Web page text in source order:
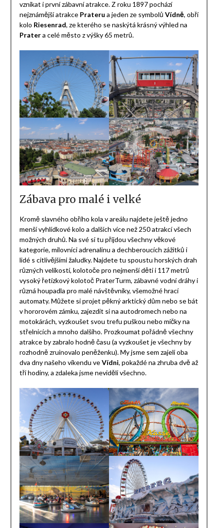
vznikat i první zábavní atrakce. Z roku 1897 pochází
nejznámější atrakce Prateru a jeden ze symbolů Vídně, obří
kolo Riesenrad, ze kterého se naskýtá krásný výhled na
Pratera celé město z výšky 65 metrů.
Zábava pro malé i velké
Kromě slavného obřího kola v areálu najdete ještě jedno
menší vyhlídkové kolo a dalších více než 250 atrakcí všech
možných druhů. Na své si tu přijdou všechny věkové
kategorie, milovníci adrenalinu a dechberoucích zážitků i
lidé s citlivějšími žaludky. Najdete tu spoustu horských drah
různých velikostí, kolotoče pro nejmenší děti i 117 metrů
vysoký řetízkový kolotoč PraterTurm, zábavné vodní dráhy i
různá houpadla pro malé návštěvníky, všemožné hrací
automaty. Můžete si projet pěkný arktický dům nebo se bát
v hororovém zámku, zajezdit si na autodromech nebo na
motokárách, vyzkoušet svou trefu puškou nebo míčky na
střelnicích a mnoho dalšího. Prozkoumat pořádně všechny
atrakce by zabralo hodně času (a vyzkoušet je všechny by
rozhodně zruinovalo peněženku). My jsme sem zajeli oba
dva dny našeho víkendu veVídni, pokaždé na zhruba dvě až
tři hodiny, a zdaleka jsme neviděli všechno.